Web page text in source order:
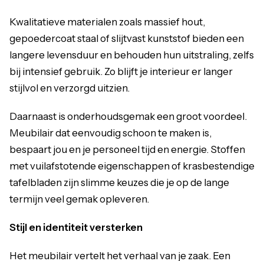
Kwalitatieve materialen zoals massief hout,
gepoedercoat staal of slijtvast kunststof bieden een
langere levensduur en behouden hun uitstraling, zelfs
bij intensief gebruik. Zo blijft je interieur er langer
stijlvol en verzorgd uitzien.
Daarnaast is onderhoudsgemak een groot voordeel.
Meubilair dat eenvoudig schoon te maken is,
bespaart jou en je personeel tijd en energie. Stoffen
met vuilafstotende eigenschappen of krasbestendige
tafelbladen zijn slimme keuzes die je op de lange
termijn veel gemak opleveren.
Stijl en identiteit versterken
Het meubilair vertelt het verhaal van je zaak. Een